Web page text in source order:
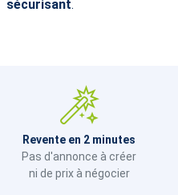
sécurisant.
Revente en 2 minutes
Pas d'annonce à créer
ni de prix à négocier